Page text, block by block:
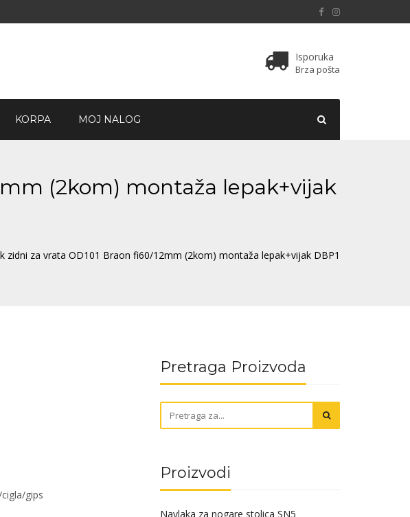
Isporuka
Brza pošta
KORPA MOJ NALOG
(2kom) montaža lepak+vijak
zidni za vrata OD101 Braon fi60/12mm (2kom) montaža lepak+vijak DBP1
gips
Pretraga Proizvoda
Proizvodi
Navlaka za nogare stolica SN5